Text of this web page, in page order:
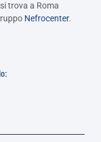
trova a Roma
Nefrocenter.